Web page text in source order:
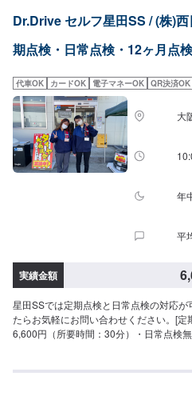
Dr.Drive セルフ星田SS / (株)
期点検・日常点検・12ヶ月点検
代車OK カードOK 電子マネーOK QR決済OK
大
年
平
実績金額
星田SSでは定期点検と日常点検の対応
たらお気軽にお問い合わせください。[
6,600円（所要時間：30分）・日常点検